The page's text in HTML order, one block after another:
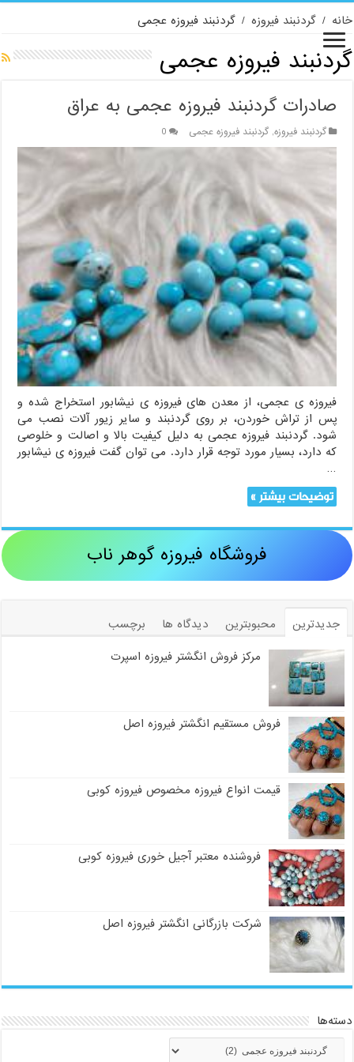
خانه / گردنبند فیروزه / گردنبند فیروزه عجمی
گردنبند فیروزه عجمی
صادرات گردنبند فیروزه عجمی به عراق
گردنبند فیروزه,گردنبند فیروزه عجمی 0
فیروزه ی عجمی، از معدن های فیروزه ی نیشابور استخراج شده و
پس از تراش خوردن، بر روی گردنبند و سایر زیور آلات نصب می
شود. گردنبند فیروزه عجمی به دلیل کیفیت بالا و اصالت و خلوصی
که دارد، بسیار مورد توجه قرار دارد. می توان گفت فیروزه ی نیشابور
…
توضیحات بیشتر »
فروشگاه فیروزه گوهر ناب
جدیدترین محبوبترین دیدگاه ها
برچسب
مرکز فروش انگشتر فیروزه اسپرت
فروش مستقیم انگشتر فیروزه اصل
قیمت انواع فیروزه مخصوص فیروزه کوبی
فروشنده معتبر آجیل خوری فیروزه کوبی
شرکت بازرگانی انگشتر فیروزه اصل
دسته‌ها
دسته‌ها